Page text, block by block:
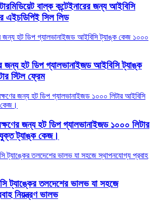
বাল্ক কন্টেইনারের জন্য আইবিসি
এইচডিপিই সিল লিড
জন্য হট ডিপ গ্যালভানাইজড আইবিসি ট্যাঙ্ক
স্টিল ফ্রেম
জন্য হট ডিপ গ্যালভানাইজড ১০০০ লিটার
ট্যাঙ্ক কেজ।
ট্যাঙ্কের তলদেশের ভালভ যা সহজে
নিয়ন্ত্রণ ভালভ